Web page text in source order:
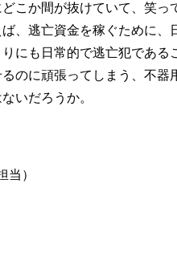
こか間が抜けていて、笑
、逃亡資金を稼ぐために
にも日常的で逃亡犯である
のに頑張ってしまう、不器
いだろうか。
当）